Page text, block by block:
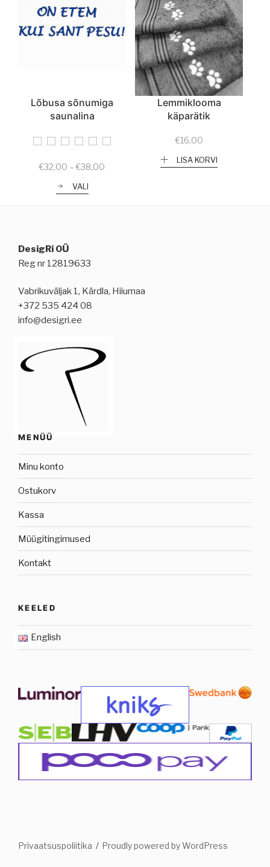
Lõbusa sõnumiga
saunalina
€32,00 – €38,00
VALI
Lemmiklooma
käparätik
€16,00
LISA KORVI
DesigRi OÜ
Reg nr 12819633
Vabrikuväljak 1, Kärdla, Hiiumaa
+372 535 424 08
info@desigri.ee
MENÜÜ
Minu konto
Ostukorv
Kassa
Müügitingimused
Kontakt
KEELED
English
Privaatsuspoliitika Proudly powered by WordPress